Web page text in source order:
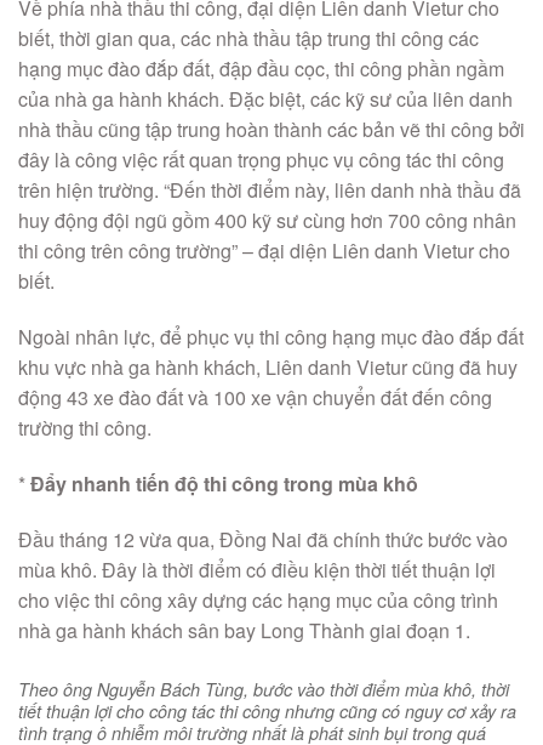
Về phía nhà thầu thi công, đại diện Liên danh Vietur cho
biết, thời gian qua, các nhà thầu tập trung thi công các
hạng mục đào đắp đất, đập đầu cọc, thi công phần ngầm
của nhà ga hành khách. Đặc biệt, các kỹ sư của liên danh
nhà thầu cũng tập trung hoàn thành các bản vẽ thi công bởi
đây là công việc rất quan trọng phục vụ công tác thi công
trên hiện trường. “Đến thời điểm này, liên danh nhà thầu đã
huy động đội ngũ gồm 400 kỹ sư cùng hơn 700 công nhân
thi công trên công trường” – đại diện Liên danh Vietur cho
biết.
Ngoài nhân lực, để phục vụ thi công hạng mục đào đắp đất
khu vực nhà ga hành khách, Liên danh Vietur cũng đã huy
động 43 xe đào đất và 100 xe vận chuyển đất đến công
trường thi công.
*Đẩy nhanh tiến độ thi công trong mùa khô
Đầu tháng 12 vừa qua, Đồng Nai đã chính thức bước vào
mùa khô. Đây là thời điểm có điều kiện thời tiết thuận lợi
cho việc thi công xây dựng các hạng mục của công trình
nhà ga hành khách sân bay Long Thành giai đoạn 1.
Theo ông Nguyễn Bách Tùng, bước vào thời điểm mùa khô, thời
tiết thuận lợi cho công tác thi công nhưng cũng có nguy cơ xảy ra
tình trạng ô nhiễm môi trường nhất là phát sinh bụi trong quá